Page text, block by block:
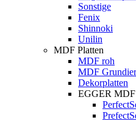
Sonstige
Fenix
Shinnoki
Unilin
MDF Platten
MDF roh
MDF
Dekorplatten
EGGER MDF